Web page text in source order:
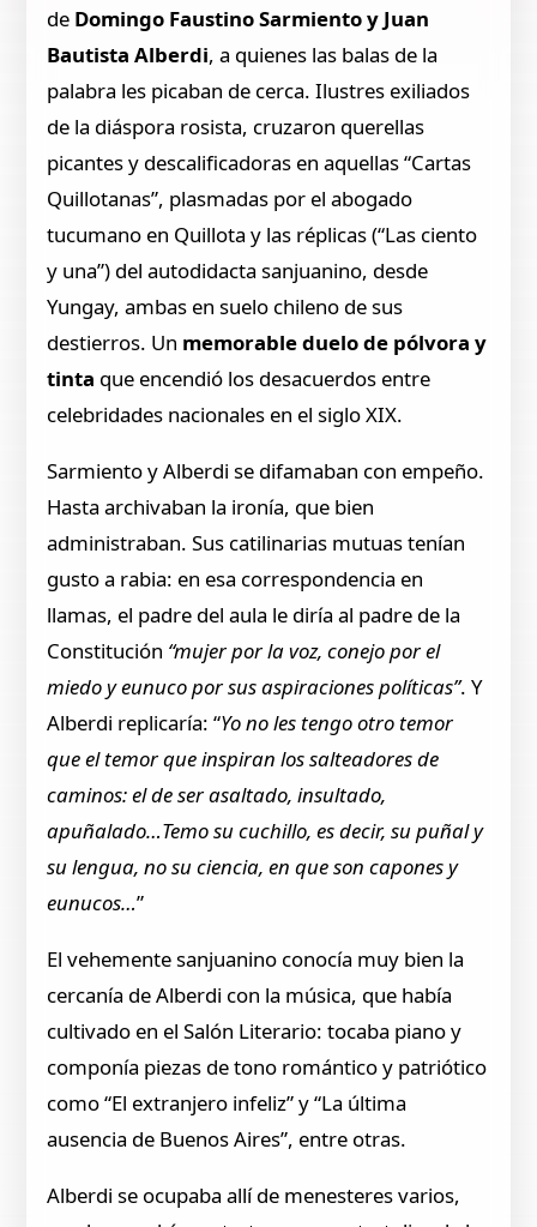
de Domingo Faustino Sarmiento y Juan
Bautista Alberdi, a quienes las balas de la
palabra les picaban de cerca. Ilustres exiliados
de la diáspora rosista, cruzaron querellas
picantes y descalificadoras en aquellas “Cartas
Quillotanas”, plasmadas por el abogado
tucumano en Quillota y las réplicas (“Las ciento
y una”) del autodidacta sanjuanino, desde
Yungay, ambas en suelo chileno de sus
destierros. Un memorable duelo de pólvora y
tinta que encendió los desacuerdos entre
celebridades nacionales en el siglo XIX.
Sarmiento y Alberdi se difamaban con empeño.
Hasta archivaban la ironía, que bien
administraban. Sus catilinarias mutuas tenían
gusto a rabia: en esa correspondencia en
llamas, el padre del aula le diría al padre de la
Constitución “mujer por la voz, conejo por el
miedo y eunuco por sus aspiraciones políticas”. Y
Alberdi replicaría: “Yo no les tengo otro temor
que el temor que inspiran los salteadores de
caminos: el de ser asaltado, insultado,
apuñalado…Temo su cuchillo, es decir, su puñal y
su lengua, no su ciencia, en que son capones y
eunucos…”
El vehemente sanjuanino conocía muy bien la
cercanía de Alberdi con la música, que había
cultivado en el Salón Literario: tocaba piano y
componía piezas de tono romántico y patriótico
como “El extranjero infeliz” y “La última
ausencia de Buenos Aires”, entre otras.
Alberdi se ocupaba allí de menesteres varios,